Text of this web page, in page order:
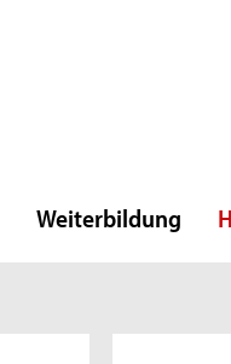
Weiterbildung